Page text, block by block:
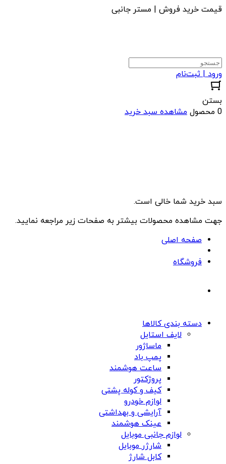
قیمت خرید فروش | مستر جانبی
ورود | ثبت‌نام
بستن
0 محصول
مشاهده سبد خرید
سبد خرید شما خالی است.
جهت مشاهده محصولات بیشتر به صفحات زیر مراجعه نمایید.
صفحه اصلی
فروشگاه
دسته بندی کالاها
لایف استایل
ماساژور
پمپ باد
ساعت هوشمند
پروژکتور
کیف و کوله پشتی
لوازم خودرو
آرایشی و بهداشتی
عینک هوشمند
لوازم جانبی موبایل
شارژر موبایل
کابل شارژ